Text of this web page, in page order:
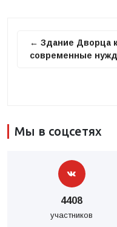
← Здание Дворца
современные
Мы в соцсетях
4408
участников